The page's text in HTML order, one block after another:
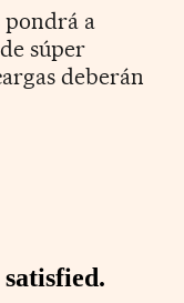
pondrá a
súper
deberán